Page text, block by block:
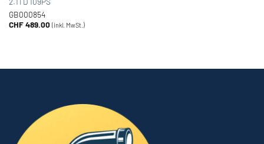
GB000854
CHF489.00 (inkl. MwSt.)